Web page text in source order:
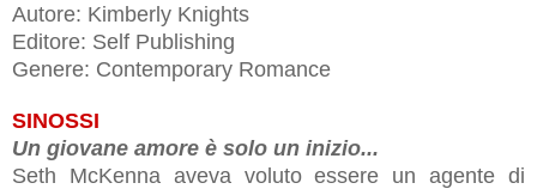
Autore: Kimberly Knights
Editore: Self Publishing
Genere: Contemporary Romance
SINOSSI
Un giovane amore è solo un inizio...
Seth McKenna aveva voluto essere un agente di